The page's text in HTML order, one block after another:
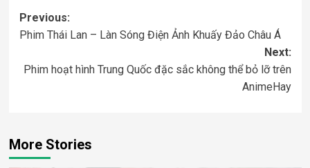
Post
navigation
Previous:
Phim Thái Lan – Làn Sóng Điện Ảnh Khuấy Đảo Châu Á
Next:
Phim hoạt hình Trung Quốc đặc sắc không thể bỏ lỡ trên
AnimeHay
More Stories